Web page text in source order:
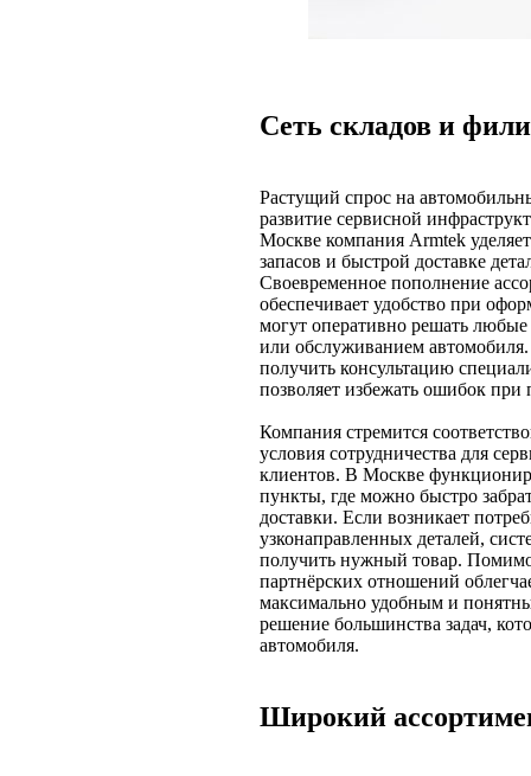
Сеть складов и
Растущий спрос на
развитие сервисной
Москве компания Armtek
запасов и быстрой доставке
Своевременное пополнение
обеспечивает удобство при
могут оперативно решать
или обслуживанием
получить консультацию
позволяет избежать ошибок при
Компания стремится
условия сотрудничества для
клиентов. В Москве
пункты, где можно быстро
доставки. Если возникает
узконаправленных деталей,
получить нужный товар. Помимо
партнёрских отношений
максимально удобным и
решение большинства задач,
автомобиля.
Широкий